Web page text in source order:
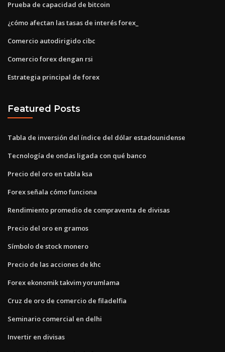
Prueba de capacidad de bitcoin
¿cómo afectan las tasas de interés forex_
Comercio autodirigido cibc
Comercio forex dengan rsi
Estrategia principal de forex
Featured Posts
Tabla de inversión del índice del dólar estadounidense
Tecnología de ondas ligada con qué banco
Precio del oro en tabla ksa
Forex señala cómo funciona
Rendimiento promedio de compraventa de divisas
Precio del oro en gramos
Símbolo de stock monero
Precio de las acciones de khc
Forex ekonomik takvim yorumlama
Cruz de oro de comercio de filadelfia
Seminario comercial en delhi
Invertir en divisas